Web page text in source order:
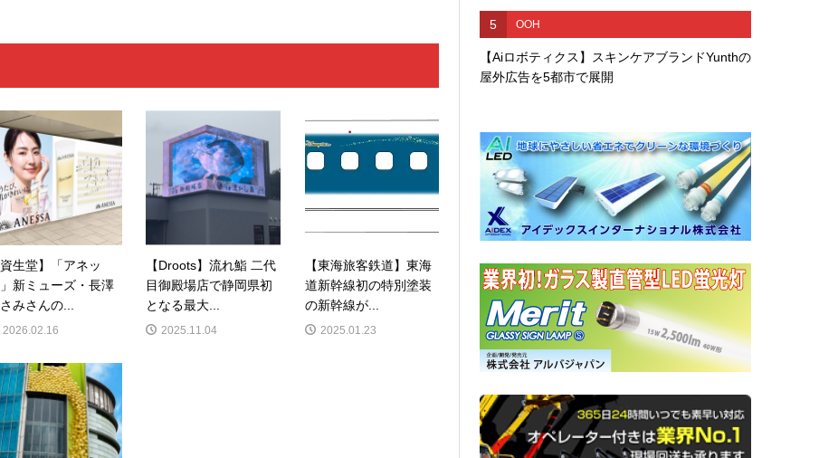
資生堂】「アネッ
新ミューズ・長澤
みさんの...
2026.02.16
【Droots】流れ鮨 二代
目御殿場店で静岡県初
となる最大...
2025.11.04
【東海旅客鉄道】東海
道新幹線初の特別塗装
の新幹線が...
2025.01.23
5 OOH
【Aiロボティクス】スキンケアブランドYunthの
屋外広告を5都市で展開